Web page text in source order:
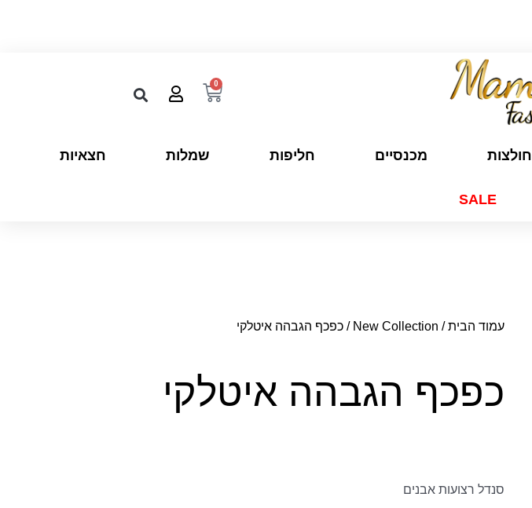
0
חולצות מכנסיים חליפות שמלות חצאיות
SALE
עמוד הבית/
New Collection / כפכף הגבהה איטלקי
כפכף הגבהה איטלקי
סנדל רצועות אבנים